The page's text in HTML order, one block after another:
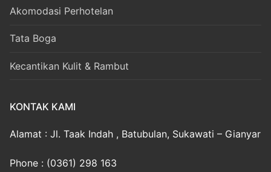
Akomodasi Perhotelan
Tata Boga
Kecantikan Kulit & Rambut
KONTAK KAMI
Alamat : Jl. Taak Indah , Batubulan, Sukawati – Gianyar
Phone : (0361) 298 163